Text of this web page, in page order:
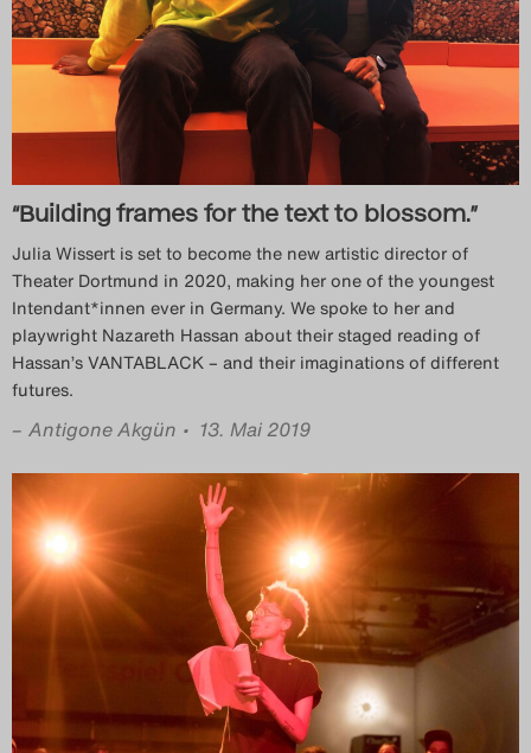
“Building frames for the text to blossom.”
Julia Wissert is set to become the new artistic director of
Theater Dortmund in 2020, making her one of the youngest
Intendant*innen ever in Germany. We spoke to her and
playwright Nazareth Hassan about their staged reading of
Hassan’s VANTABLACK – and their imaginations of different
futures.
– Antigone Akgün • 13. Mai 2019